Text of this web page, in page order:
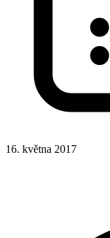
16. května 2017